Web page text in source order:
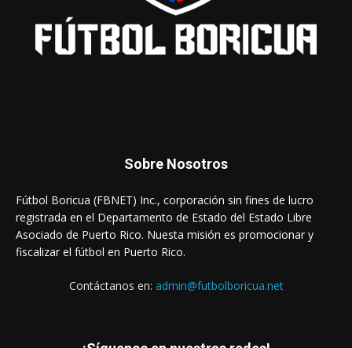
Sobre Nosotros
Fútbol Boricua (FBNET) Inc., corporación sin fines de lucro
registrada en el Departamento de Estado del Estado Libre
Asociado de Puerto Rico. Nuesta misión es promocionar y
fiscalizar el fútbol en Puerto Rico.
Contáctanos en: admin@futbolboricua.net